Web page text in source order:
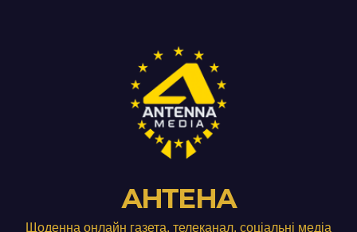
АНТЕНА
Щоденна онлайн газета, телеканал, соціальні медіа